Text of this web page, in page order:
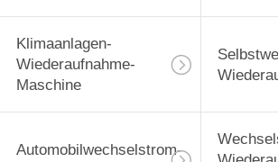
Klimaanlagen-
Wiederaufnahme-
Maschine
Automobilwechselstrom-